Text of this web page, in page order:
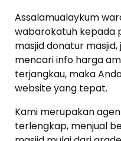
Assalamualaykum
wabarokatuh kepada
masjid donatur
mencari info harga
terjangkau, maka
website yang tepat.
Kami merupakan
terlengkap, menjual